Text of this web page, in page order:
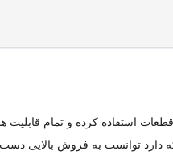
قطعات استفاده کرده و تمام